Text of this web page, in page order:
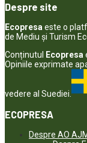
Despre site
Ecopresa este o
de Mediu și Turism
Conținutul
Ecopresa
Opiniile exprimate
vedere al Suediei.
ECOPRESA
Despre AO